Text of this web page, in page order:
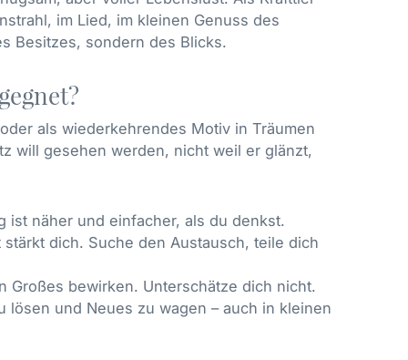
im Lied, im kleinen Genuss des
Besitzes, sondern des Blicks.
als wiederkehrendes Motiv in Träumen
will gesehen werden, nicht weil er glänzt,
ist näher und einfacher, als du denkst.
dich. Suche den Austausch, teile dich
Großes bewirken. Unterschätze dich nicht.
und Neues zu wagen – auch in kleinen